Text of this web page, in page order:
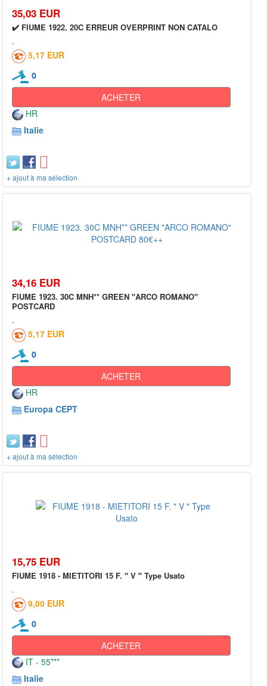
35,03 EUR
✔️ FIUME 1922. 20C ERREUR OVERPRINT NON CATALO
5,17 EUR
0
ACHETER
HR
Italie
+ ajout à ma sélection
34,16 EUR
FIUME 1923. 30C MNH** GREEN "ARCO ROMANO"
POSTCARD
5,17 EUR
0
ACHETER
HR
Europa CEPT
+ ajout à ma sélection
15,75 EUR
FIUME 1918 - MIETITORI 15 F. " V " Type Usato
9,00 EUR
0
ACHETER
IT - 55***
Italie